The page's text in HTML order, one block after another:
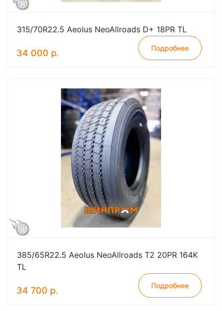
315/70R22.5 Aeolus NeoAllroads D+ 18PR TL
34 000 р. Подробнее
385/65R22.5 Aeolus NeoAllroads T2 20PR 164K
TL
34 700 р. Подробнее